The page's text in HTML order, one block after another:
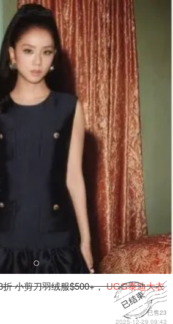
小剪刀羽绒服$500+，UGG泰迪大衣
已售23
2025-12-29 09:43